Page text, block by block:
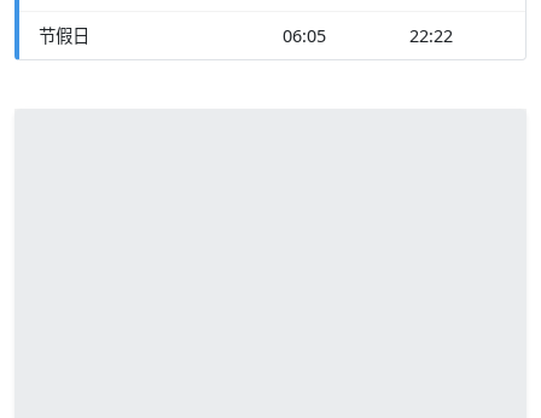
节假日 06:05 22:22